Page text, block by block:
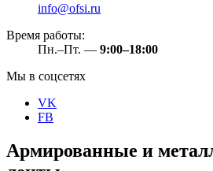
info@ofsi.ru
Время работы:
Пн.–Пт. — 9:00–18:00
Мы в соцсетях
VK
FB
Армированные и